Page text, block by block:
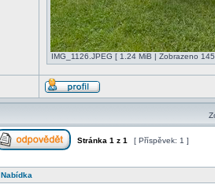
IMG_1126.JPEG [ 1.24 MiB | Zobrazeno
Stránka 1 z 1 [ Příspěvek: 1 ]
Nabídka